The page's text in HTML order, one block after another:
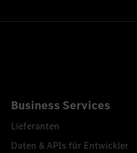
Business Services
Lieferanten
Daten & APIs für Entwickler